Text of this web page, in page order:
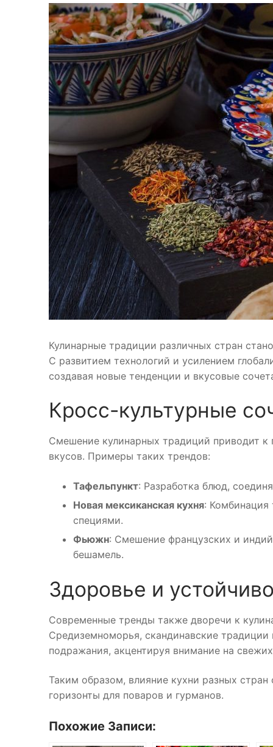
Кулинарные традиции различных стран
С развитием технологий и усилением
создавая новые тенденции и вкусовые
Кросс-культурные
Смешение кулинарных традиций приводит
вкусов. Примеры таких трендов:
Тафельпункт: Разработка блюд,
Новая мексиканская кухня: Комбинация
специями.
Фьюжн: Смешение французских и
бешамель.
Здоровье и
Современные тренды также дворечи к
Средиземноморья, скандинавские традиции
подражания, акцентируя внимание на
Таким образом, влияние кухни разных
горизонты для поваров и гурманов.
Похожие Записи: